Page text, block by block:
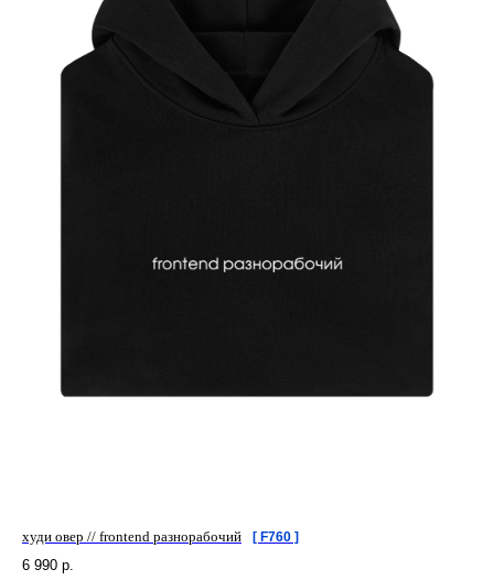
худи овер // frontend разнорабочий [ F760 ]
6 990 р.